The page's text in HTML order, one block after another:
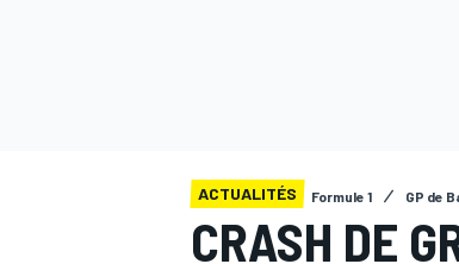
ACTUALITÉS Formule 1 GP de
CRASH DE